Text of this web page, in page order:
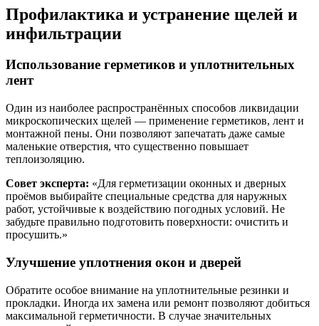
Профилактика и устранение щелей и
инфильтрации
Использование герметиков и уплотнительных
лент
Один из наиболее распространённых способов ликвидации
микроскопических щелей — применение герметиков, лент и
монтажной пены. Они позволяют запечатать даже самые
маленькие отверстия, что существенно повышает
теплоизоляцию.
Совет эксперта: «Для герметизации оконных и дверных
проёмов выбирайте специальные средства для наружных
работ, устойчивые к воздействию погодных условий. Не
забудьте правильно подготовить поверхности: очистить и
просушить.»
Улучшение уплотнения окон и дверей
Обратите особое внимание на уплотнительные резинки и
прокладки. Иногда их замена или ремонт позволяют добиться
максимальной герметичности. В случае значительных